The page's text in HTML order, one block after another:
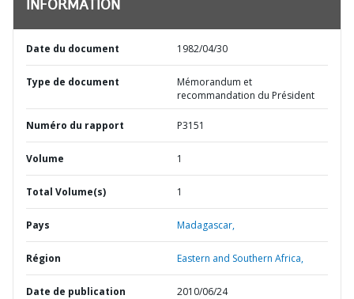
INFORMATION
Date du document 1982/04/30
Type de document
Mémorandum et
recommandation du Président
Numéro du rapport P3151
Volume 1
Total Volume(s) 1
Pays Madagascar,
Région Eastern and Southern Africa,
Date de publication 2010/06/24